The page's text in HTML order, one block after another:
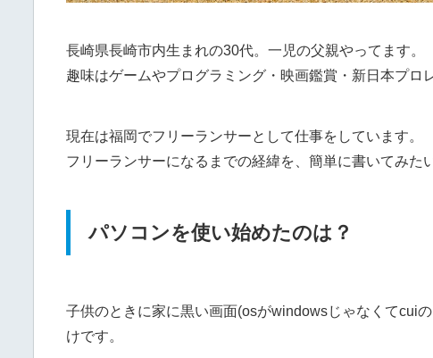
長崎県長崎市内生まれの30代。一児の父親やってます。
趣味はゲームやプログラミング・映画鑑賞・新日本プロ
現在は福岡でフリーランサーとして仕事をしています。
フリーランサーになるまでの経緯を、簡単に書いてみた
パソコンを使い始めたのは？
子供のときに家に黒い画面(osがwindowsじゃなくてcui
けです。